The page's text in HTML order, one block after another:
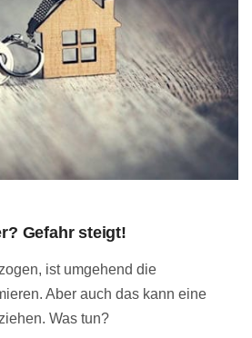
Gefahr steigt!
ist umgehend die
Aber auch das kann eine
Was tun?